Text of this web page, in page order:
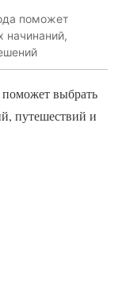
поможет
начинаний,
выбрать
путешествий и